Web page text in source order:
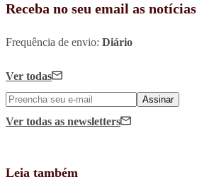
Receba no seu email as
Frequência de envio: Diário
Ver todas
Assinar
Ver todas as newsletters
Leia também